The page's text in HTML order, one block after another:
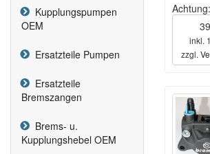
inkl.
zzgl.
Kupplungspumpen
OEM
Ersatzteile Pumpen
Ersatzteile
Bremszangen
Brems- u.
Kupplungshebel OEM